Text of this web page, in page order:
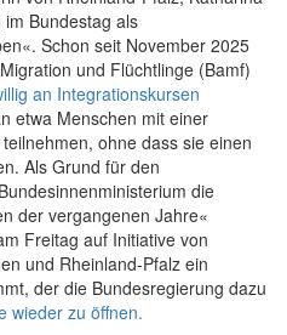
Bundestag als
Schon seit November 2025
und Flüchtlinge (Bamf)
an Integrationskursen
etwa Menschen mit einer
ohne dass sie einen
Als Grund für den
die
der vergangenen Jahre«
Freitag auf Initiative von
und Rheinland-Pfalz ein
der die Bundesregierung dazu
wieder zu öffnen.